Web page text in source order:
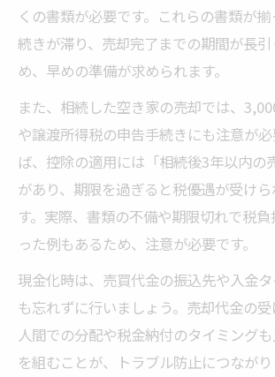
くの書類が必要です。これらの書類が
続きが滞り、売却完了までの期間が長
め、早めの準備が求められます。
また、相続した空き家の売却では、
や譲渡所得税の申告手続きにも注意が
ば、控除の適用には「相続後3年以内の
があり、期限を過ぎると税優遇が受け
す。実際、書類の不備や期限切れで税
った例もあるため、注意が必要です。
現金化時は、売買代金の振込先や入金
も忘れずに行いましょう。売却代金の
人間での分配や税金納付のタイミング
を組むことが、トラブル防止につなが